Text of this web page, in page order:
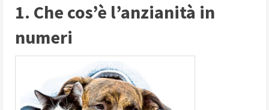
1. Che cos’è l’anzianità in
numeri